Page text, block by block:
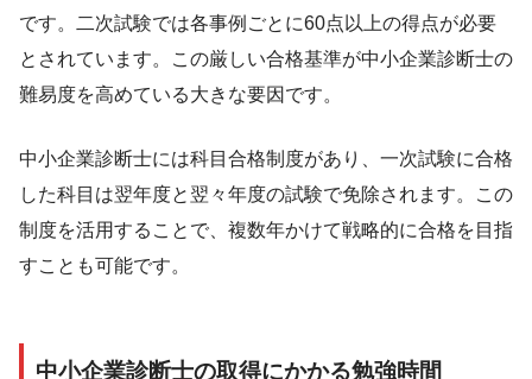
です。二次試験では各事例ごとに60点以上の得点が必要
とされています。この厳しい合格基準が中小企業診断士の
難易度を高めている大きな要因です。
中小企業診断士には科目合格制度があり、一次試験に合格
した科目は翌年度と翌々年度の試験で免除されます。この
制度を活用することで、複数年かけて戦略的に合格を目指
すことも可能です。
中小企業診断士の取得にかかる勉強時間